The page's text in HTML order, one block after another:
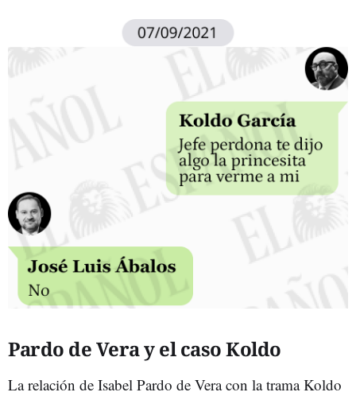
Pardo de Vera y el caso Koldo
La relación de Isabel Pardo de Vera con la trama Koldo